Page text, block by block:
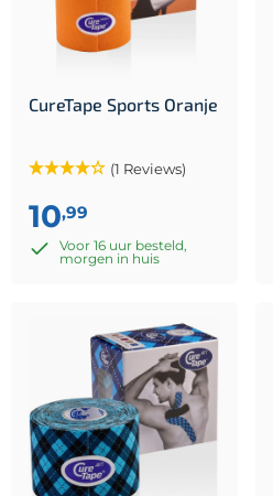
CureTape Sports Oranje
(1 Reviews)
10,99
Voor 16 uur besteld,
morgen in huis